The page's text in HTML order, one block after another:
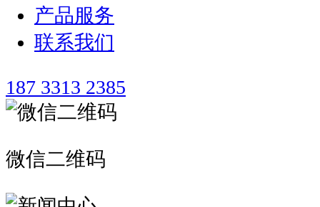
产品服务
联系我们
187 3313 2385
微信二维码